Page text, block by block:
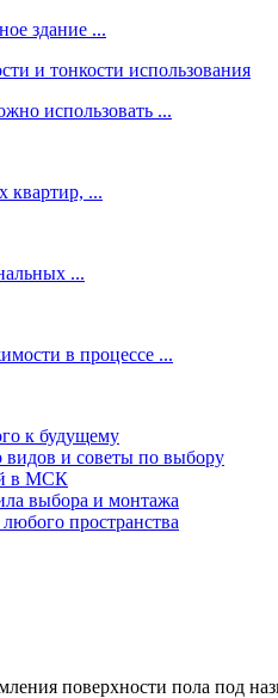
здание ...
использовать ...
квартир, ...
...
в процессе ...
к будущему
видов и советы по выбору
в МСК
выбора и монтажа
пространства
поверхности пола под